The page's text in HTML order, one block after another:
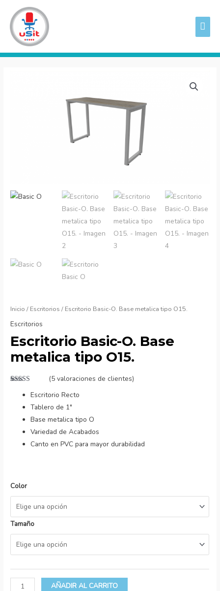
contenido
Inicio / Escritorios / Escritorio Basic-O. Base metalica tipo O15.
Escritorios
Escritorio Basic-O. Base
metalica tipo O15.
5.00de
valoraciones
(5valoraciones de clientes)
Escritorio Recto
Tablero de 1″
Base metalica tipo O
Variedad de Acabados
Canto en PVC para mayor durabilidad
Color
Tamaño
AÑADIR AL CARRITO